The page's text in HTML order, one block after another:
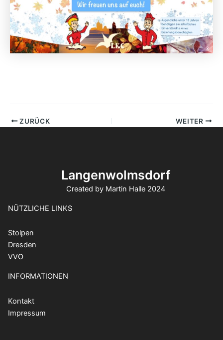
Beitragsnavigation
ZURÜCK WEITER
Langenwolmsdorf
Created by Martin Halle 2024
NÜTZLICHE LINKS
Stolpen
Dresden
VVO
INFORMATIONEN
Kontakt
Impressum